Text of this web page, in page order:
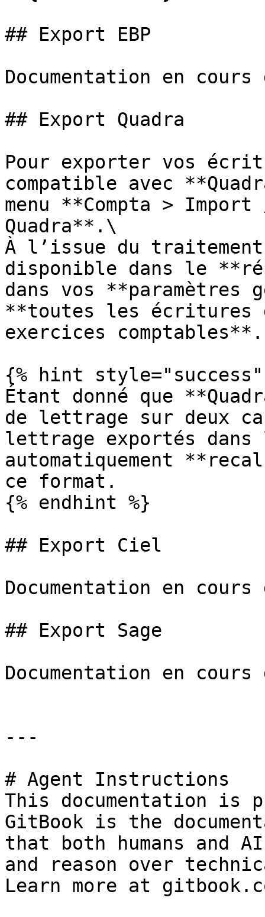
## Export EBP
Documentation en
## Export Quadra
Pour exporter vos
compatible avec
menu **Compta >
Quadra**.\
À l’issue du
disponible dans le
dans vos **paramètres
**toutes les écritures
exercices comptables**.
{% hint style="success"
Étant donné que
de lettrage sur deux
lettrage exportés
automatiquement
ce format.
{% endhint %}
## Export Ciel
Documentation en
## Export Sage
Documentation en
---
# Agent Instructions
This documentation is
GitBook is the
that both humans and
and reason over
Learn more at